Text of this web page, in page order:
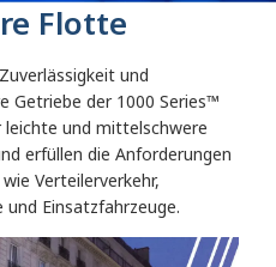
Flotte
und
Getriebe der 1000 Series™
leichte und mittelschwere
erfüllen die Anforderungen
Verteilerverkehr,
Einsatzfahrzeuge.